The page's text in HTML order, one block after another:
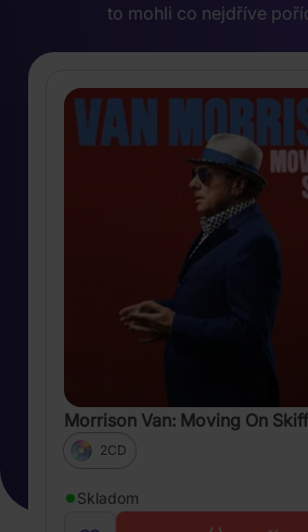
to mohli co nejdříve
Morrison Van: Moving On
2CD
Skladom